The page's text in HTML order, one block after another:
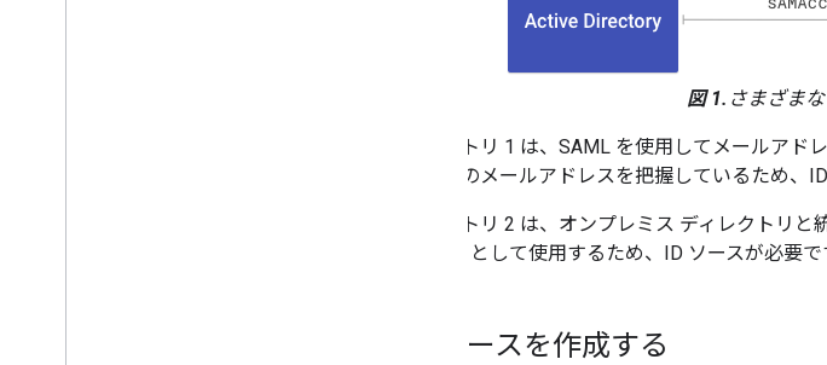
図 1. さまざま
リポジトリ 1 は、SAML を使用してメールアド
メインのメールアドレスを把握しているため、
リポジトリ 2 は、オンプレミス ディレクトリと
外部 ID として使用するため、ID ソースが必要で
ID ソースを作成する